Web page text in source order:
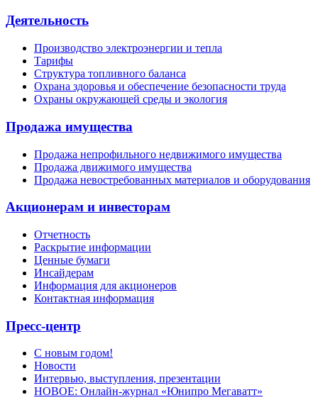
Деятельность
Производство электроэнергии и тепла
Тарифы
Структура топливного баланса
Охрана здоровья и обеспечение безопасности труда
Охраны окружающей среды и экология
Продажа имущества
Продажа непрофильного недвижимого имущества
Продажа движимого имущества
Продажа невостребованных материалов и оборудования
Акционерам и инвесторам
Отчетность
Раскрытие информации
Ценные бумаги
Инсайдерам
Информация для акционеров
Контактная информация
Пресс-центр
С новым годом!
Новости
Интервью, выступления, презентации
НОВОЕ: Онлайн-журнал «Юнипро Мегаватт»